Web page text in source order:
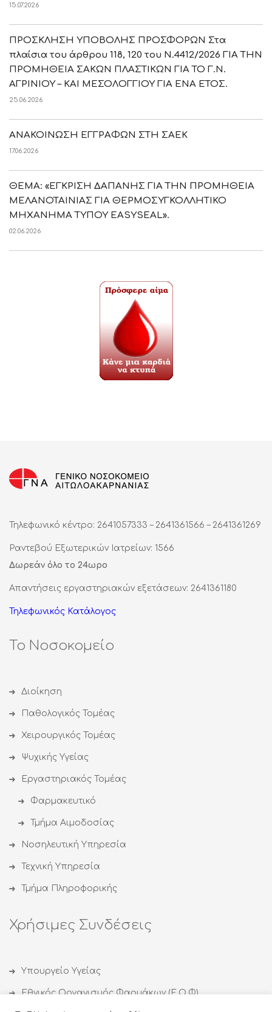
15.07.2026
ΠΡΟΣΚΛΗΣΗ ΥΠΟΒΟΛΗΣ ΠΡΟΣΦΟΡΩΝ Στα
πλαίσια του άρθρου 118, 120 του Ν.4412/2026 ΓΙΑ ΤΗΝ
ΠΡΟΜΗΘΕΙΑ ΣΑΚΩΝ ΠΛΑΣΤΙΚΩΝ ΓΙΑ ΤΟ Γ.Ν.
ΑΓΡΙΝΙΟΥ – ΚΑΙ ΜΕΣΟΛΟΓΓΙΟΥ ΓΙΑ ΕΝΑ ΕΤΟΣ.
25.06.2026
ΑΝΑΚΟΙΝΩΣΗ ΕΓΓΡΑΦΩΝ ΣΤΗ ΣΑΕΚ
17.06.2026
ΘΕΜΑ: «ΕΓΚΡΙΣΗ ΔΑΠΑΝΗΣ ΓΙΑ ΤΗΝ ΠΡΟΜΗΘΕΙΑ
ΜΕΛΑΝΟΤΑΙΝΙΑΣ ΓΙΑ ΘΕΡΜΟΣΥΓΚΟΛΛΗΤΙΚΟ
ΜΗΧΑΝΗΜΑ ΤΥΠΟΥ EASYSEAL».
02.06.2026
Τηλεφωνικό κέντρο: 2641057333 – 2641361566 – 2641361269
Ραντεβού Εξωτερικών Ιατρείων: 1566
Δωρεάν όλο το 24ωρο
Απαντήσεις εργαστηριακών εξετάσεων: 2641361180
Τηλεφωνικός Κατάλογος
Το Νοσοκομείο
Διοίκηση
Παθολογικός Τομέας
Χειρουργικός Τομέας
Ψυχικής Υγείας
Εργαστηριακός Τομέας
Φαρμακευτικό
Τμήμα Αιμοδοσίας
Νοσηλευτική Υπηρεσία
Τεχνική Υπηρεσία
Τμήμα Πληροφορικής
Χρήσιμες Συνδέσεις
Υπουργείο Υγείας
Εθνικός Οργανισμός Φαρμάκων (Ε.Ο.Φ)